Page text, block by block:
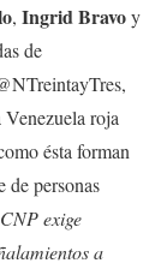
, Ingrid Bravoy
de
roja
ésta forman
de personas
CNP exige
a